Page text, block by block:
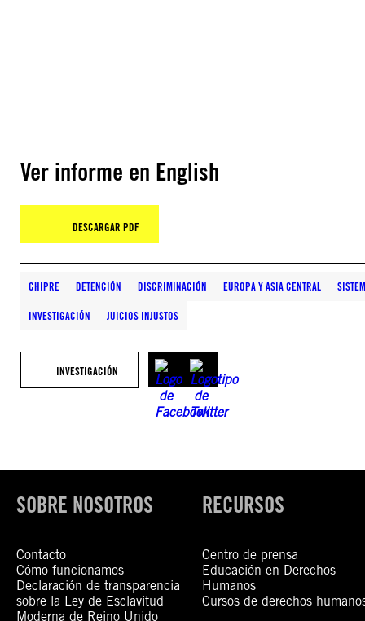
Ver informe en English
DESCARGAR PDF
CHIPRE DETENCIÓN DISCRIMINACIÓN EUROPA Y ASIA CENTRAL
INVESTIGACIÓN JUICIOS INJUSTOS
INVESTIGACIÓN
SOBRE NOSOTROS
Contacto
Cómo funcionamos
Declaración de transparencia
sobre la Ley de Esclavitud
Moderna de Reino Unido
RECURSOS
Centro de prensa
Educación en Derechos
Humanos
Cursos de derechos